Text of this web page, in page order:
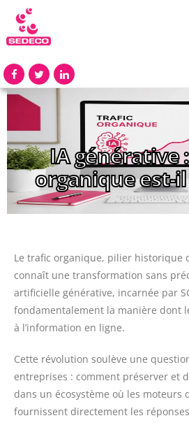
IA générative
organique est-
Le trafic organique, pilier historique
connaît une transformation sans
artificielle générative, incarnée par
fondamentalement la manière dont
à l’information en ligne.
Cette révolution soulève une
entreprises : comment préserver et
dans un écosystème où les moteurs
fournissent directement les